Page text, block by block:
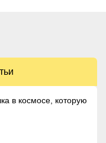
в космосе, которую